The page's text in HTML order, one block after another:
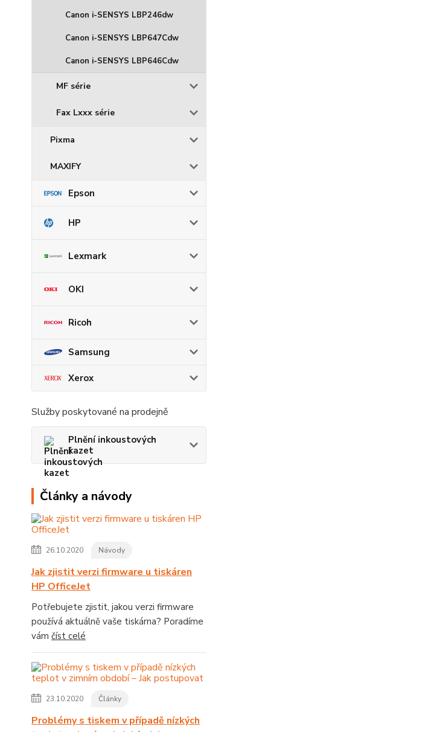
Canon i-SENSYS LBP246dw
Canon i-SENSYS LBP647Cdw
Canon i-SENSYS LBP646Cdw
MF série
Fax Lxxx série
Pixma
MAXIFY
Epson
HP
Lexmark
OKI
Ricoh
Samsung
Xerox
Služby poskytované na prodejně
Plnění inkoustových
kazet
Články a návody
26.10.2020 Návody
Jak zjistit verzi firmware u tiskáren
HP OfficeJet
Potřebujete zjistit, jakou verzi firmware
používá aktuálně vaše tiskárna? Poradíme
vám číst celé
23.10.2020 Články
Problémy s tiskem v případě nízkých